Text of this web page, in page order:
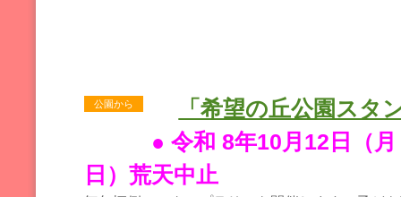
公園から
「希望の丘公園スタ
● 令和 8年10月12日（
日）荒天中止